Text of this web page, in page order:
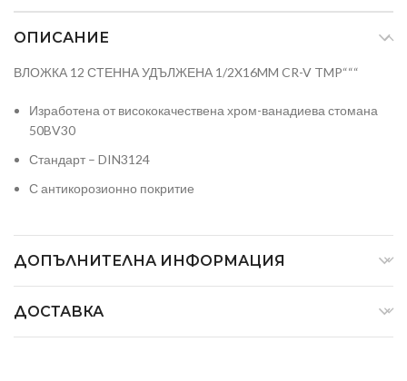
ОПИСАНИЕ
ВЛОЖКА 12 СТЕННА УДЪЛЖЕНА 1/2X16MM CR-V TMP“““
Изработена от висококачествена хром-ванадиева стомана
50BV30
Стандарт – DIN3124
С антикорозионно покритие
ДОПЪЛНИТЕЛНА ИНФОРМАЦИЯ
ДОСТАВКА